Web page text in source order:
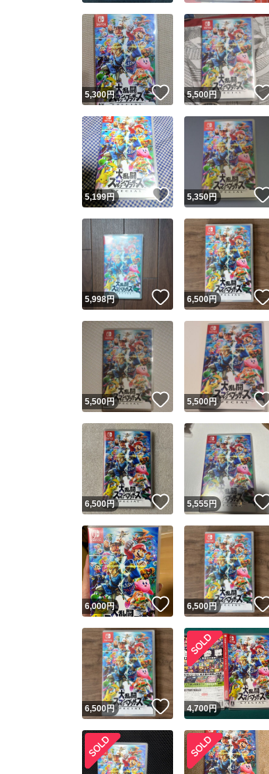
5,300円 いいね！
5,500円
5,199円 いいね！
5,350円
5,998円 いいね！
6,500円
5,500円 いいね！
5,500円
6,500円 いいね！
5,555円
6,000円 いいね！
6,500円
6,500円 いいね！
4,700円